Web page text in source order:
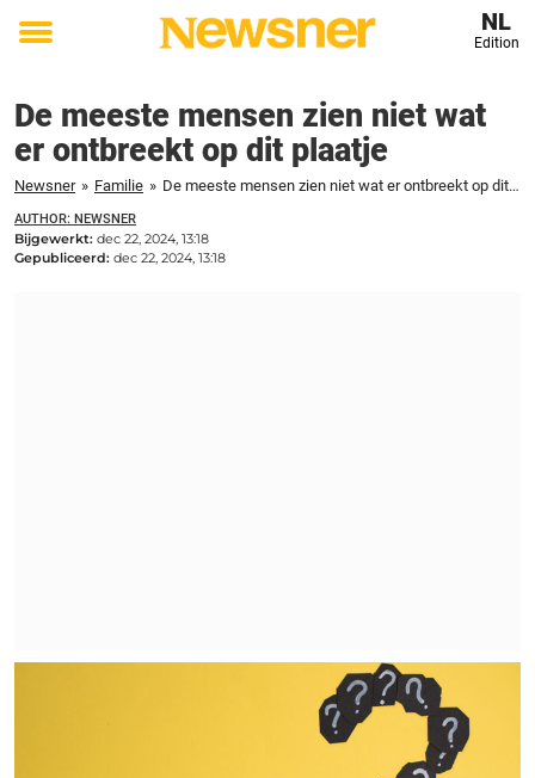
Toggle
NL
Edition
De meeste mensen zien niet wat
er ontbreekt op dit plaatje
Newsner » Familie » De meeste mensen zien niet wat er ontbreekt op dit plaatje
AUTHOR: NEWSNER
Bijgewerkt: dec 22, 2024, 13:18
Gepubliceerd: dec 22, 2024, 13:18